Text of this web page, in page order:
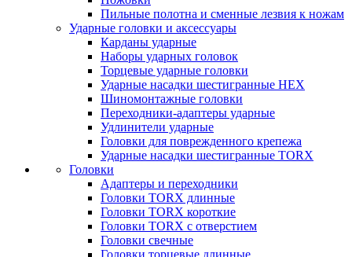
Пильные полотна и сменные лезвия к ножам
Ударные головки и аксессуары
Карданы ударные
Наборы ударных головок
Торцевые ударные головки
Ударные насадки шестигранные HEX
Шиномонтажные головки
Переходники-адаптеры ударные
Удлинители ударные
Головки для поврежденного крепежа
Ударные насадки шестигранные TORX
Головки
Адаптеры и переходники
Головки TORX длинные
Головки TORX короткие
Головки TORX с отверстием
Головки свечные
Головки торцевые длинные